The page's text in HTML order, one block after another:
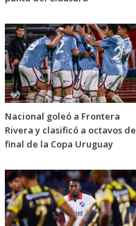
Nacional goleó a Frontera
Rivera y clasificó a octavos de
final de la Copa Uruguay